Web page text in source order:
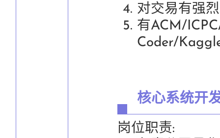
对交易有强
有ACM/
Coder/
核心系统开
岗位职责: